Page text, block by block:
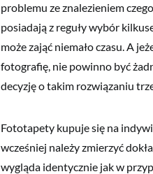
problemu ze znalezieniem
posiadają z reguły wybór
może zająć niemało czasu. A
fotografię, nie powinno być
decyzję o takim rozwiązaniu
Fototapety kupuje się na
wcześniej należy zmierzyć
wygląda identycznie jak w